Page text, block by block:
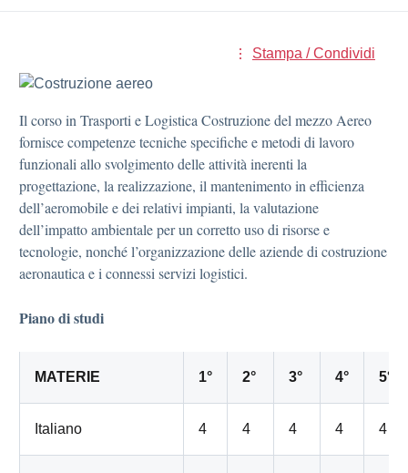
Stampa / Condividi
Il corso in Trasporti e Logistica Costruzione del mezzo Aereo
fornisce competenze tecniche specifiche e metodi di lavoro
funzionali allo svolgimento delle attività inerenti la
progettazione, la realizzazione, il mantenimento in efficienza
dell’aeromobile e dei relativi impianti, la valutazione
dell’impatto ambientale per un corretto uso di risorse e
tecnologie, nonché l’organizzazione delle aziende di costruzione
aeronautica e i connessi servizi logistici.
Piano di studi
MATERIE 1° 2° 3° 4° 5°
Italiano 4 4 4 4 4